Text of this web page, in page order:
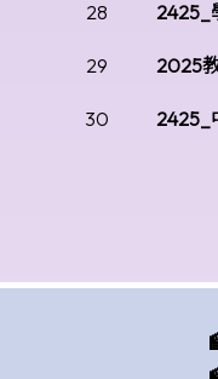
28 2425_
29 2025
30 2425_